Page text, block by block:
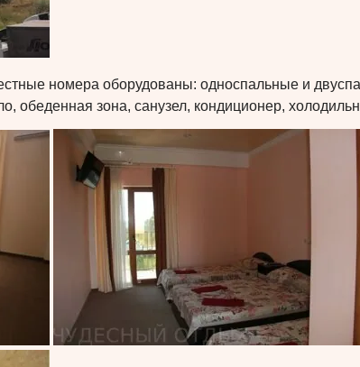
номера оборудованы: односпальные и
обеденная зона, санузел, кондиционер,